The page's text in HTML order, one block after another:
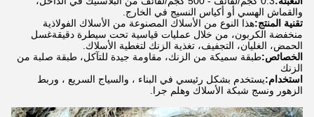
والقماش الهسي أو أكياس النسيج في الخارج.
تقنية المنتج:هذا النوع من الأسلاك المصنوعة من الأسلاك الفولاذية
منخفضة الكربون، من خلال عمليات قياسية تحت سيطرة دقيقةغسل
الحمض، الغليان، التجفيف، تغذية الزنك لتغطية الأسلاك.
الخصائص:طبقة سميكة من الزنك، مقاومة جيدة للتآكل، طبقة صلبة من
الزنك
استخدام:يستخدم بشكل رئيسي في البناء ، والسياج السريع ، وربط
الزهور ونسج شبكة الأسلاك وهلم جرا.